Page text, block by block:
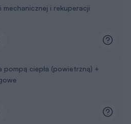
i rekuperacji
pompą ciepła (powietrzną) +